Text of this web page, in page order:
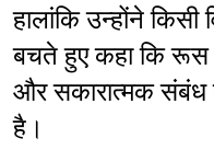
हालांकि उन्होंने किसी
बचते हुए कहा कि
और सकारात्मक संबंध
है।